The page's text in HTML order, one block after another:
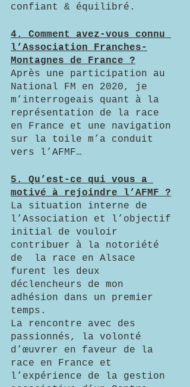
confiant & équilibré.
4. Comment avez-vous connu
l’Association Franches-
Montagnes de France ?
Après une participation au
National FM en 2020, je
m’interrogeais quant à la
représentation de la race
en France et une navigation
sur la toile m’a conduit
vers l’AFMF…
5. Qu’est-ce qui vous a
motivé à rejoindre l’AFMF ?
La situation interne de
l’Association et l’objectif
initial de vouloir
contribuer à la notoriété
de  la race en Alsace
furent les deux
déclencheurs de mon
adhésion dans un premier
temps.
La rencontre avec des
passionnés, la volonté
d’œuvrer en faveur de la
race en France et
l’expérience de la gestion